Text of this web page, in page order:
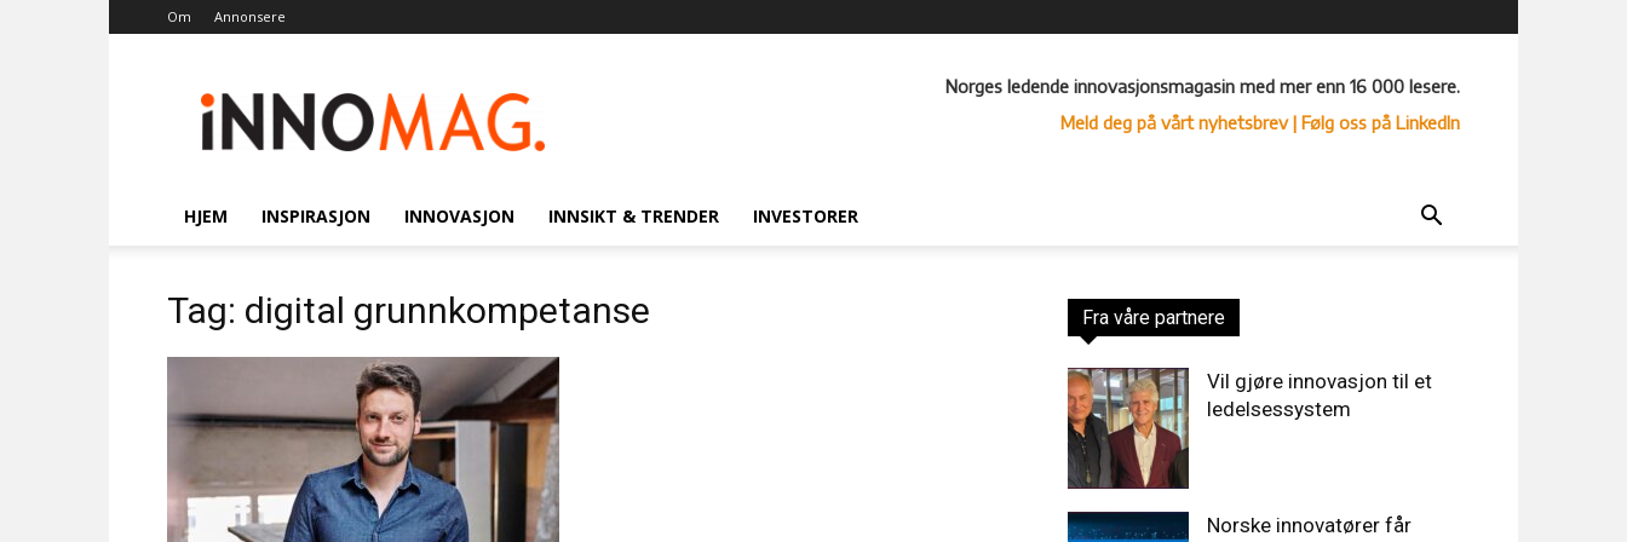
Om Annonsere
Norges ledende innovasjonsmagasin med mer enn 16 000 lesere.
Meld deg på vårt nyhetsbrev| Følg oss på LinkedIn
HJEM INSPIRASJON INNOVASJON INNSIKT & TRENDER INVESTORER
Tag: digital grunnkompetanse Fra våre partnere
Vil gjøre innovasjon til et
ledelsessystem
Norske innovatører får